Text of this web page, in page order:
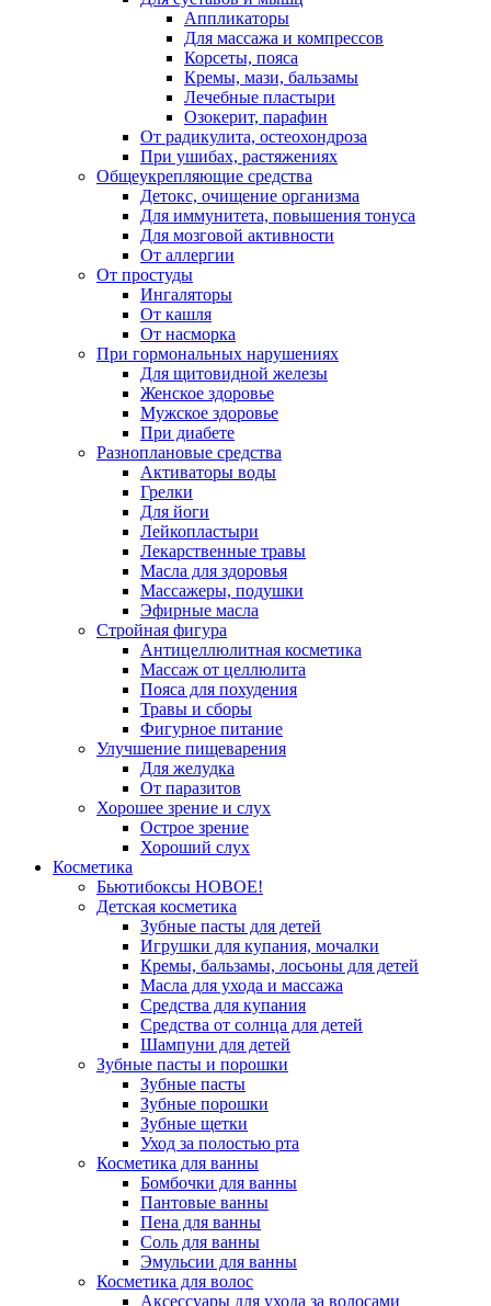
Аппликаторы
Для массажа и компрессов
Корсеты, пояса
Кремы, мази, бальзамы
Лечебные пластыри
Озокерит, парафин
От радикулита, остеохондроза
При ушибах, растяжениях
Общеукрепляющие средства
Детокс, очищение организма
Для иммунитета, повышения тонуса
Для мозговой активности
От аллергии
От простуды
Ингаляторы
От кашля
От насморка
При гормональных нарушениях
Для щитовидной железы
Женское здоровье
Мужское здоровье
При диабете
Разноплановые средства
Активаторы воды
Грелки
Для йоги
Лейкопластыри
Лекарственные травы
Масла для здоровья
Массажеры, подушки
Эфирные масла
Стройная фигура
Антицеллюлитная косметика
Массаж от целлюлита
Пояса для похудения
Травы и сборы
Фигурное питание
Улучшение пищеварения
Для желудка
От паразитов
Хорошее зрение и слух
Острое зрение
Хороший слух
Косметика
Бьютибоксы НОВОЕ!
Детская косметика
Зубные пасты для детей
Игрушки для купания, мочалки
Кремы, бальзамы, лосьоны для детей
Масла для ухода и массажа
Средства для купания
Средства от солнца для детей
Шампуни для детей
Зубные пасты и порошки
Зубные пасты
Зубные порошки
Зубные щетки
Уход за полостью рта
Косметика для ванны
Бомбочки для ванны
Пантовые ванны
Пена для ванны
Соль для ванны
Эмульсии для ванны
Косметика для волос
Аксессуары для ухода за волосами